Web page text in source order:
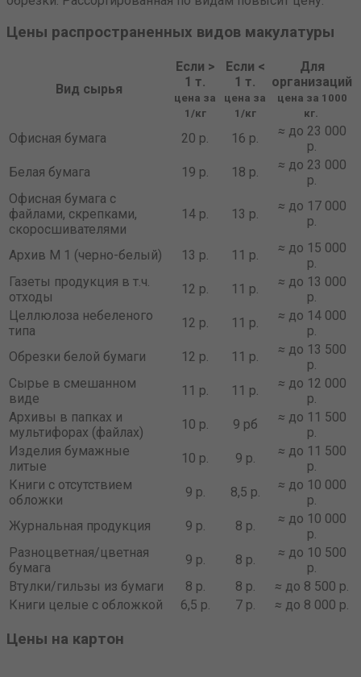
Цены распространенных видов макулатуры
Вид сырья
Если >
1 т.
цена за
1/кг
Если <
1 т.
цена за
1/кг
Для
организаций
цена за 1000
кг.
Офисная бумага 20 р. 16 р. ≈ до 23 000
р.
Белая бумага
19 р. 18 р. ≈ до 23 000
р.
Офисная бумага с
файлами, скрепками,
скоросшивателями
14 р. 13 р.
≈ до 17 000
р.
Архив М 1 (черно-белый) 13 р. 11 р. ≈ до 15 000
р.
Газеты продукция в т.ч.
отходы
12 р. 11 р. ≈ до 13 000
р.
Целлюлоза небеленого
типа
12 р. 11 р. ≈ до 14 000
р.
Обрезки белой бумаги
12 р. 11 р. ≈ до 13 500
р.
Сырье в смешанном
виде
11 р. 11 р. ≈ до 12 000
р.
Архивы в папках и
мультифорах (файлах)
10 р. 9 рб ≈ до 11 500
р.
Изделия бумажные
литые
10 р. 9 р. ≈ до 11 500
р.
Книги с отсутствием
обложки
9 р. 8,5 р. ≈ до 10 000
р.
Журнальная продукция
9 р. 8 р. ≈ до 10 000
р.
Разноцветная/цветная
бумага
9 р. 8 р. ≈ до 10 500
р.
Втулки/гильзы из бумаги
8 р. 8 р. ≈ до 8 500 р.
Книги целые с обложкой
6,5 р. 7 р. ≈ до 8 000 р.
Цены на картон